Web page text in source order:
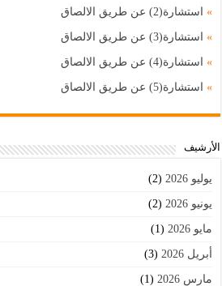
» استشارة(2) عن طريق الالصاق
» استشارة(3) عن طريق الالصاق
» استشارة(4) عن طريق الالصاق
» استشارة(5) عن طريق الالصاق
اﻷرشيف
يوليو 2026 (2)
يونيو 2026 (2)
مايو 2026 (1)
أبريل 2026 (3)
مارس 2026 (1)